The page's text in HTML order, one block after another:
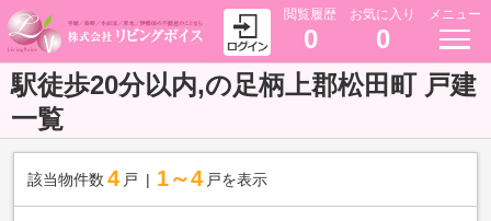
閲覧履歴
0
お気に入り
0
メニュー
駅徒歩20分以内,の足柄上郡松田町 戸建
一覧
該当物件数 4 戸 1～4 戸を表示